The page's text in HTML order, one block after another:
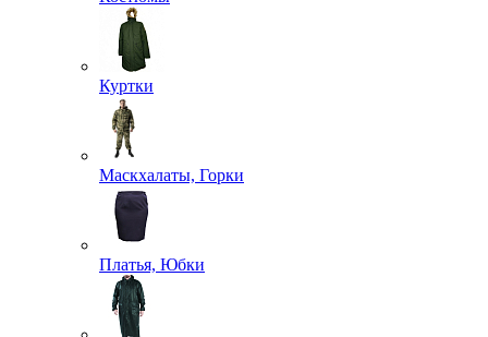
Куртки
Маскхалаты, Горки
Платья, Юбки